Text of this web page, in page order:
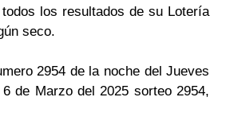
los resultados de su Lotería
seco.
2954 de la noche del Jueves
de Marzo del 2025 sorteo 2954,